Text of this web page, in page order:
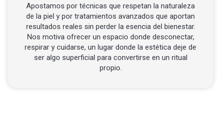
Apostamos por técnicas que respetan la naturaleza
de la piel y por tratamientos avanzados que aportan
resultados reales sin perder la esencia del bienestar.
Nos motiva ofrecer un espacio donde desconectar,
respirar y cuidarse, un lugar donde la estética deje de
ser algo superficial para convertirse en un ritual
propio.